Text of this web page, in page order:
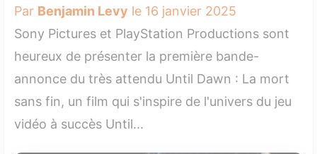
Par Benjamin Levy le 16 janvier 2025
Sony Pictures et PlayStation Productions sont
heureux de présenter la première bande-
annonce du très attendu Until Dawn : La mort
sans fin, un film qui s'inspire de l'univers du jeu
vidéo à succès Until...